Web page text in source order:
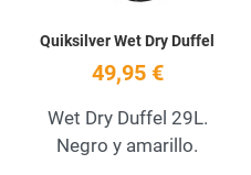
Quiksilver Wet Dry Duffel
49,95 €
Wet Dry Duffel 29L.
Negro y amarillo.